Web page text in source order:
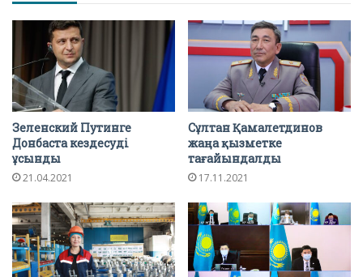
Зеленский Путинге
Донбаста кездесуді
ұсынды
21.04.2021
Сұлтан Қамалетдинов
жаңа қызметке
тағайындалды
17.11.2021